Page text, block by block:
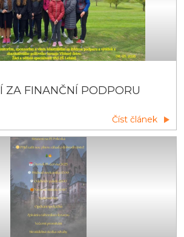
ZA FINANČNÍ PODPORU
Číst článek